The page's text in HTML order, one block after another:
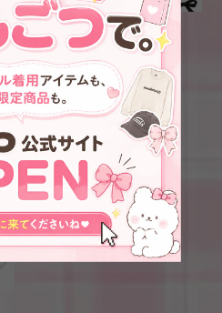
★BABYMONSTER アサ 着
用！！【GLOWNY】G
LEATHER JACKET (BLACK)
¥55,000